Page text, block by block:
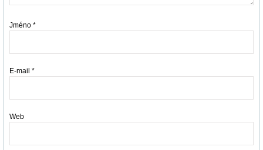
Jméno *
E-mail *
Web